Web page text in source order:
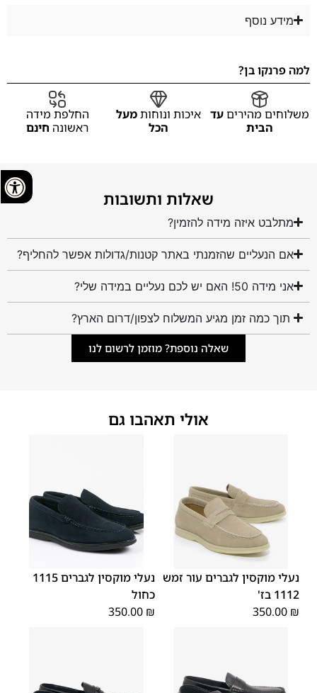
מידע נוסף
למה פרנקו בן?
משלוחים מהיריםעד
הבית
איכות ונוחותמעל
הכל
החלפת מידה
ראשונה חינם
שאלות ותשובות
מתלבט איזה מידה להזמין?
אם הנעליים שהזמנתי באתר קטנות/גדולות אפשר להחליף?
אני מידה 50! האם יש לכם נעליים במידה שלי?
תוך כמה זמן מגיע המשלוח לצפון/דרום הארץ?
שאלה נוספת? מוזמן לרשום לנו
אולי תאהבו גם
40
41
42
43
נעלי מוקסין לגברים עור זמש
1112 בז'
350.00 ₪
40
41
42
43
נעלי מוקסין לגברים 1115
כחול
350.00 ₪